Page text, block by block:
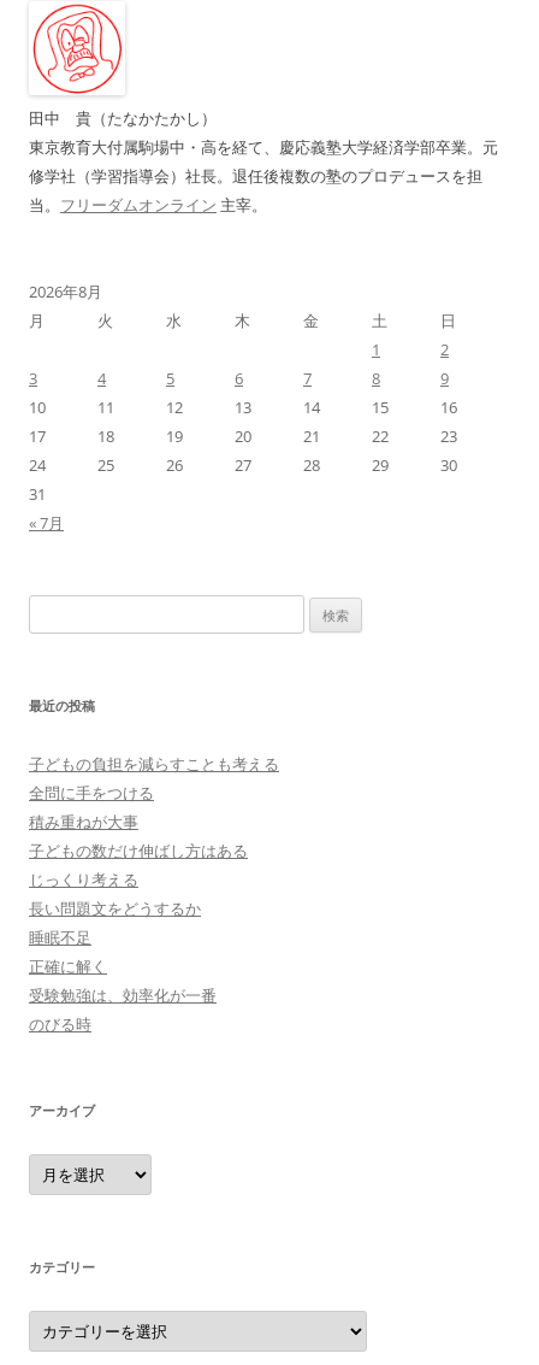
ー
シ
ン
田中 貴（たなかたかし）
東京教育大付属駒場中・高を経て、慶応義塾大学経済学部卒業。元
修学社（学習指導会）社長。退任後複数の塾のプロデュースを担
当。 フリーダムオンライン 主宰。
2026年8月
月
火 水 木 金 土
日
1
2
3
4 5 6 7 8
9
10
11 12 13 14 15
16
17
18 19 20 21 22
23
24
25 26 27 28 29
30
31
« 7月
索:
最近の投稿
子どもの負担を減らすことも考える
全問に手をつける
積み重ねが大事
子どもの数だけ伸ばし方はある
じっくり考える
長い問題文をどうするか
睡眠不足
正確に解く
受験勉強は、効率化が一番
のびる時
アーカイブ
ア
ー
カ
カテゴリー
カ
テ
ゴ